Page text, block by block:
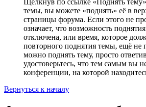
темы, вы можете «поднять» её в
страницы форума. Если этого не
означает, что возможность
отключена, или время, которое
повторного поднятия темы, ещё
можно поднять тему, просто
удостоверьтесь, что тем самым вы
конференции, на которой
Вернуться к началу